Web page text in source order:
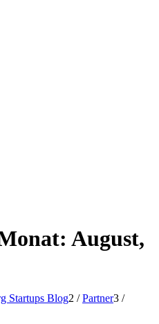
August,
Startups Blog2 / Partner3 /